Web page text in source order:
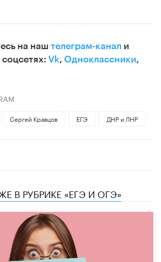
на наш телеграм-канал и
соцсетях: Vk, Одноклассники,
Сергей Кравцов ЕГЭ ДНР и ЛНР
В РУБРИКЕ «ЕГЭ И ОГЭ»